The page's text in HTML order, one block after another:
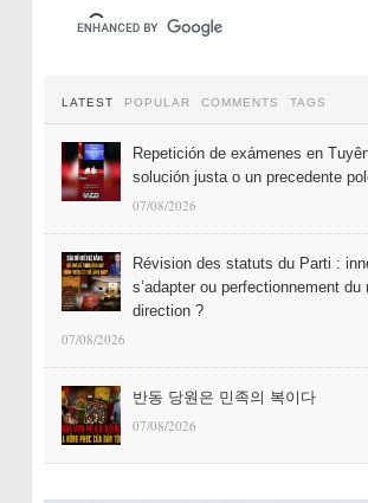
LATEST POPULAR COMMENTS TAGS
Repetición de exámenes en
solución justa o un precedente
07/08/2026
Révision des statuts du Parti :
s’adapter ou perfectionnement du
direction ?
07/08/2026
반동 당원은 민족의 복이다
07/08/2026